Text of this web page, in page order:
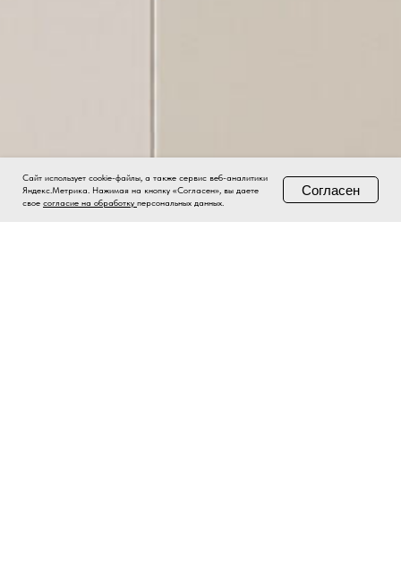
Сайт использует cookie-файлы, а также сервис веб-аналитики
Яндекс.Метрика. Нажимая на кнопку «Согласен», вы даете
свое согласие на обработку персональных данных.
Согласен